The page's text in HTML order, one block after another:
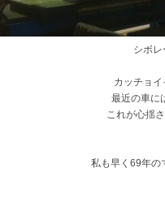
シボ
カッチョ
最近の車に
これが心揺
私も早く69年の